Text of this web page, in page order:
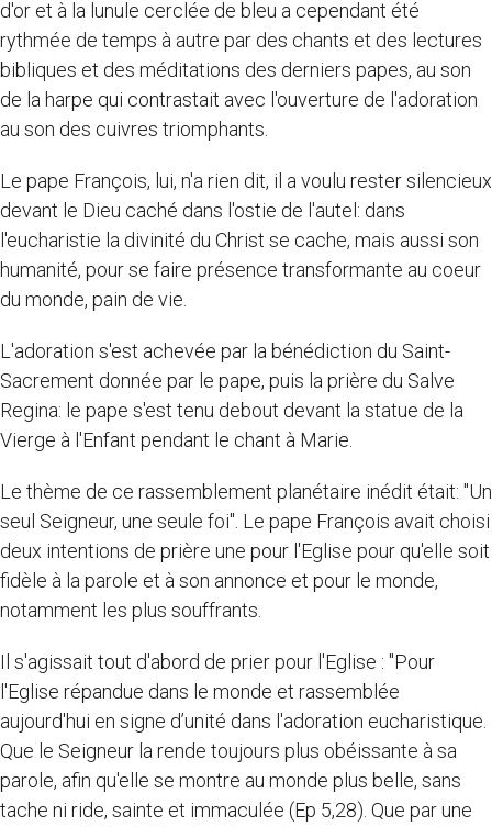
d'or et à la lunule cerclée de bleu a cependant été
rythmée de temps à autre par des chants et des lectures
bibliques et des méditations des derniers papes, au son
de la harpe qui contrastait avec l'ouverture de l'adoration
au son des cuivres triomphants.
Le pape François, lui, n'a rien dit, il a voulu rester silencieux
devant le Dieu caché dans l'ostie de l'autel: dans
l'eucharistie la divinité du Christ se cache, mais aussi son
humanité, pour se faire présence transformante au coeur
du monde, pain de vie.
L'adoration s'est achevée par la bénédiction du Saint-
Sacrement donnée par le pape, puis la prière du Salve
Regina: le pape s'est tenu debout devant la statue de la
Vierge à l'Enfant pendant le chant à Marie.
Le thème de ce rassemblement planétaire inédit était: "Un
seul Seigneur, une seule foi". Le pape François avait choisi
deux intentions de prière une pour l'Eglise pour qu'elle soit
fidèle à la parole et à son annonce et pour le monde,
notamment les plus souffrants.
Il s'agissait tout d'abord de prier pour l'Eglise : "Pour
l'Eglise répandue dans le monde et rassemblée
aujourd'hui en signe d’unité dans l'adoration eucharistique.
Que le Seigneur la rende toujours plus obéissante à sa
parole, afin qu'elle se montre au monde plus belle, sans
tache ni ride, sainte et immaculée (Ep 5,28). Que par une